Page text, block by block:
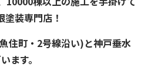
装専門店！
住町・2号線沿い)と神戸垂水
ます。